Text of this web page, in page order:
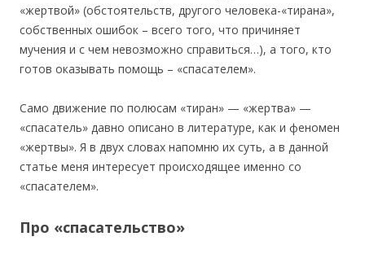
«жертвой» (обстоятельств, другого человека-«тирана»,
собственных ошибок – всего того, что причиняет
мучения и с чем невозможно справиться…), а того, кто
готов оказывать помощь – «спасателем».
Само движение по полюсам «тиран» — «жертва» —
«спасатель» давно описано в литературе, как и феномен
«жертвы». Я в двух словах напомню их суть, а в данной
статье меня интересует происходящее именно со
«спасателем».
Про «спасательство»